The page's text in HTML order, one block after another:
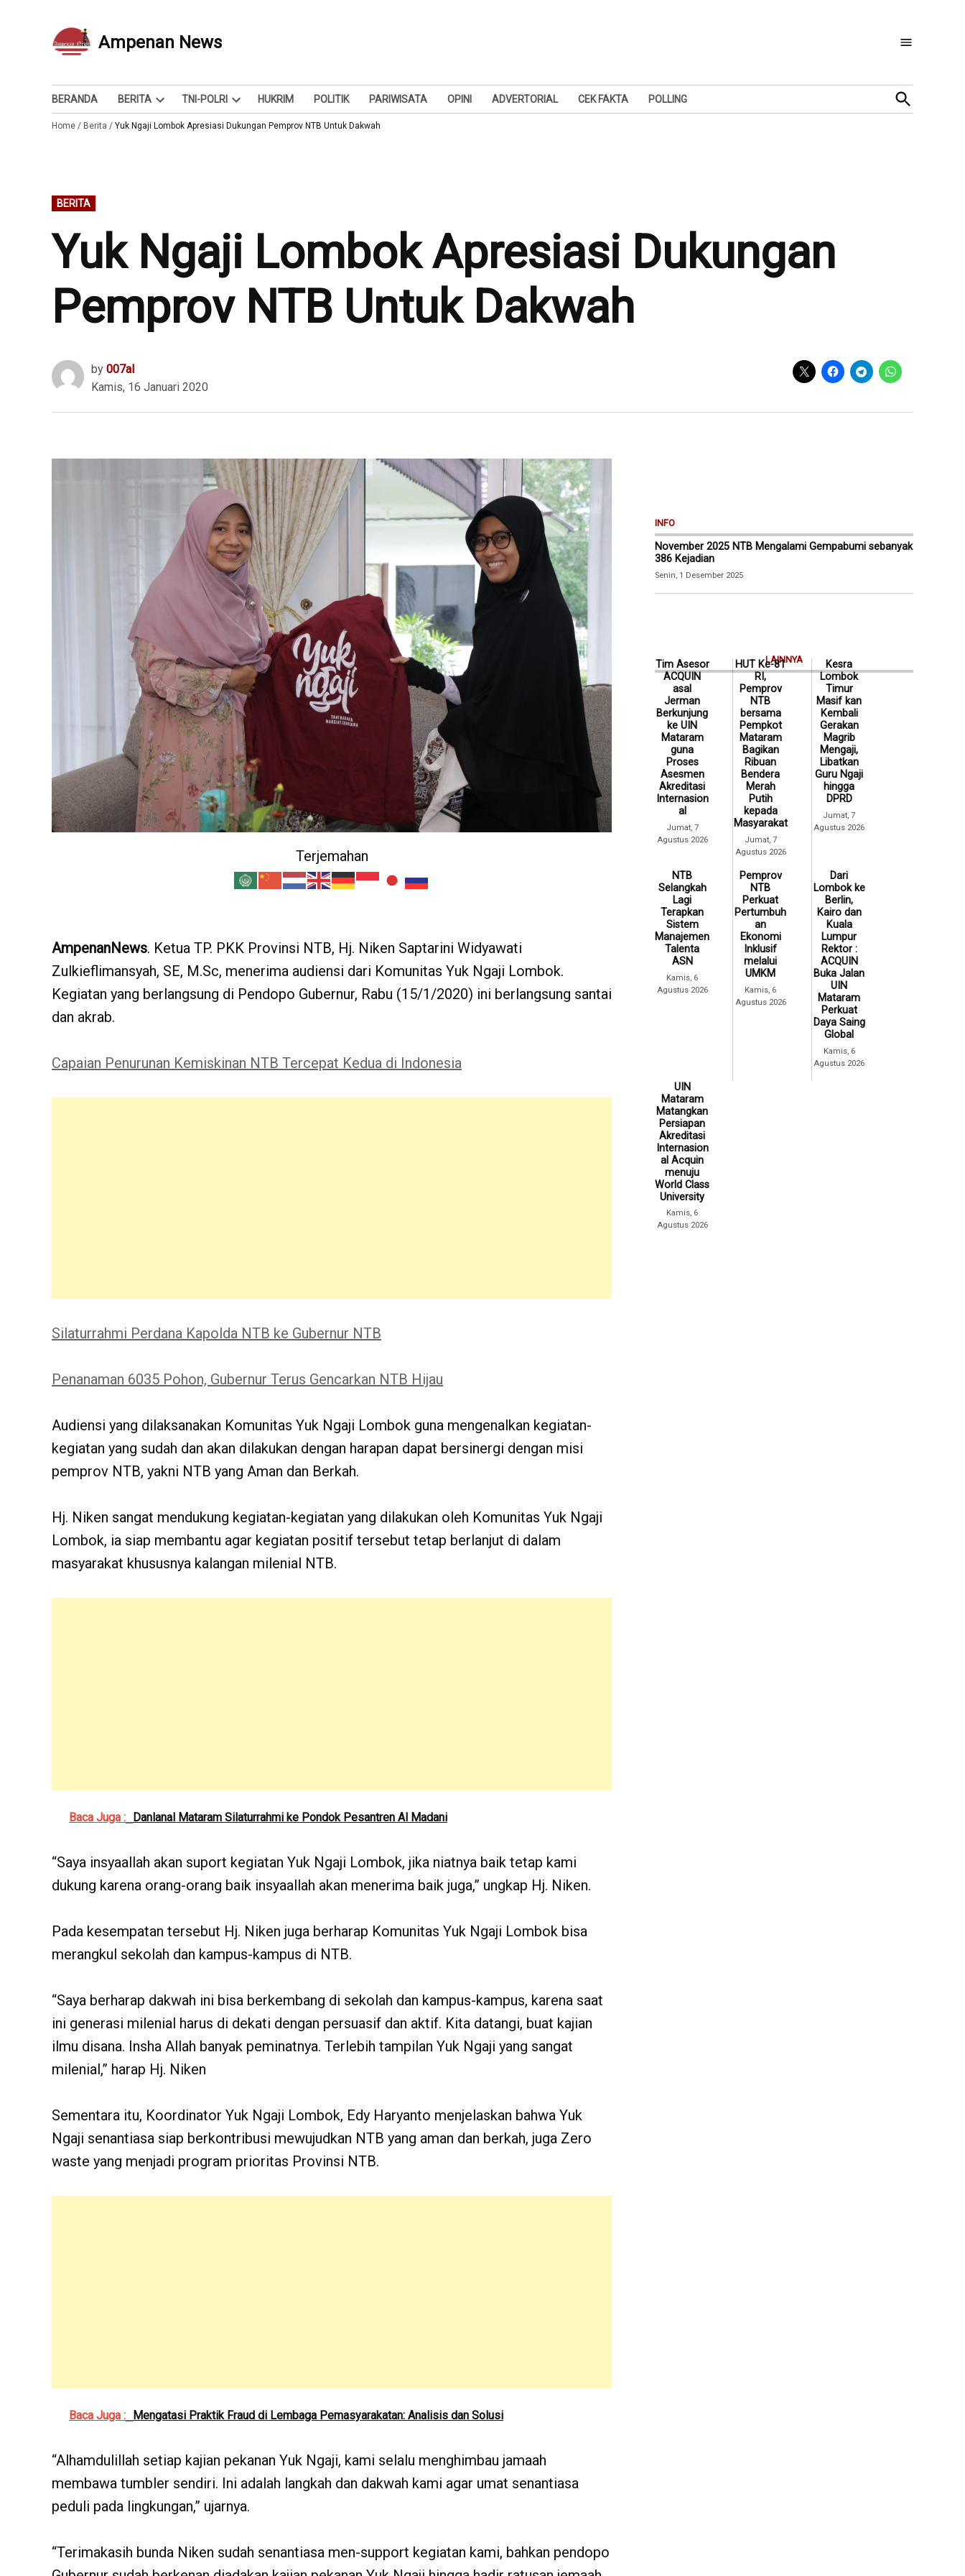
Ampenan News
Berita dan Info
BERANDA BERITA
Open
dropdown
TNI-POLRI
Open
dropdown
HUKRIM POLITIK PARIWISATA OPINI ADVERTORIAL CEK FAKTA POLLING
Open
Search
Home / Berita / Yuk Ngaji Lombok Apresiasi Dukungan Pemprov NTB Untuk Dakwah
POSTED
IN
BERITA
Yuk Ngaji Lombok Apresiasi Dukungan
Pemprov NTB Untuk Dakwah
by 007al
Kamis, 16 Januari 2020
Terjemahan
AmpenanNews. Ketua TP. PKK Provinsi NTB, Hj. Niken Saptarini Widyawati
Zulkieflimansyah, SE, M.Sc, menerima audiensi dari Komunitas Yuk Ngaji Lombok.
Kegiatan yang berlangsung di Pendopo Gubernur, Rabu (15/1/2020) ini berlangsung santai
dan akrab.
Capaian Penurunan Kemiskinan NTB Tercepat Kedua di Indonesia
Silaturrahmi Perdana Kapolda NTB ke Gubernur NTB
Penanaman 6035 Pohon, Gubernur Terus Gencarkan NTB Hijau
Audiensi yang dilaksanakan Komunitas Yuk Ngaji Lombok guna mengenalkan kegiatan-
kegiatan yang sudah dan akan dilakukan dengan harapan dapat bersinergi dengan misi
pemprov NTB, yakni NTB yang Aman dan Berkah.
Hj. Niken sangat mendukung kegiatan-kegiatan yang dilakukan oleh Komunitas Yuk Ngaji
Lombok, ia siap membantu agar kegiatan positif tersebut tetap berlanjut di dalam
masyarakat khususnya kalangan milenial NTB.
Baca Juga : Danlanal Mataram Silaturrahmi ke Pondok Pesantren Al Madani
“Saya insyaallah akan suport kegiatan Yuk Ngaji Lombok, jika niatnya baik tetap kami
dukung karena orang-orang baik insyaallah akan menerima baik juga,” ungkap Hj. Niken.
Pada kesempatan tersebut Hj. Niken juga berharap Komunitas Yuk Ngaji Lombok bisa
merangkul sekolah dan kampus-kampus di NTB.
“Saya berharap dakwah ini bisa berkembang di sekolah dan kampus-kampus, karena saat
ini generasi milenial harus di dekati dengan persuasif dan aktif. Kita datangi, buat kajian
ilmu disana. Insha Allah banyak peminatnya. Terlebih tampilan Yuk Ngaji yang sangat
milenial,” harap Hj. Niken
Sementara itu, Koordinator Yuk Ngaji Lombok, Edy Haryanto menjelaskan bahwa Yuk
Ngaji senantiasa siap berkontribusi mewujudkan NTB yang aman dan berkah, juga Zero
waste yang menjadi program prioritas Provinsi NTB.
Baca Juga : Mengatasi Praktik Fraud di Lembaga Pemasyarakatan: Analisis dan Solusi
“Alhamdulillah setiap kajian pekanan Yuk Ngaji, kami selalu menghimbau jamaah
membawa tumbler sendiri. Ini adalah langkah dan dakwah kami agar umat senantiasa
peduli pada lingkungan,” ujarnya.
“Terimakasih bunda Niken sudah senantiasa men-support kegiatan kami, bahkan pendopo
INFO
November 2025 NTB Mengalami Gempabumi sebanyak
386 Kejadian
Senin, 1 Desember 2025
LAINNYA
Tim Asesor
ACQUIN
asal
Jerman
Berkunjung
ke UIN
Mataram
guna
Proses
Asesmen
Akreditasi
Internasion
al
Jumat, 7
Agustus 2026
HUT Ke-81
RI,
Pemprov
NTB
bersama
Pempkot
Mataram
Bagikan
Ribuan
Bendera
Merah
Putih
kepada
Masyarakat
Jumat, 7
Agustus 2026
Kesra
Lombok
Timur
Masif kan
Kembali
Gerakan
Magrib
Mengaji,
Libatkan
Guru Ngaji
hingga
DPRD
Jumat, 7
Agustus 2026
NTB
Selangkah
Lagi
Terapkan
Sistem
Manajemen
Talenta
ASN
Kamis, 6
Agustus 2026
Pemprov
NTB
Perkuat
Pertumbuh
an
Ekonomi
Inklusif
melalui
UMKM
Kamis, 6
Agustus 2026
Dari
Lombok ke
Berlin,
Kairo dan
Kuala
Lumpur
Rektor :
ACQUIN
Buka Jalan
UIN
Mataram
Perkuat
Daya Saing
Global
Kamis, 6
Agustus 2026
UIN
Mataram
Matangkan
Persiapan
Akreditasi
Internasion
al Acquin
menuju
World Class
University
Kamis, 6
Agustus 2026